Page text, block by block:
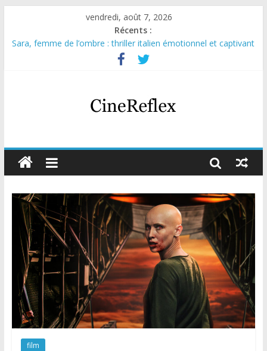
vendredi, août 7, 2026
Récents :
Sara, femme de l’ombre : thriller italien émotionnel et captivant
Journal d’une fille larguée : nouvelle série suédoise sur Netflix
Aema : mini-série sur le tournage d’un film érotique devenu
Glass Heart : excellente série musicale avec Takeru Satō
Olympo, saison 1 : nouvelle série qui séduira les fans de
film